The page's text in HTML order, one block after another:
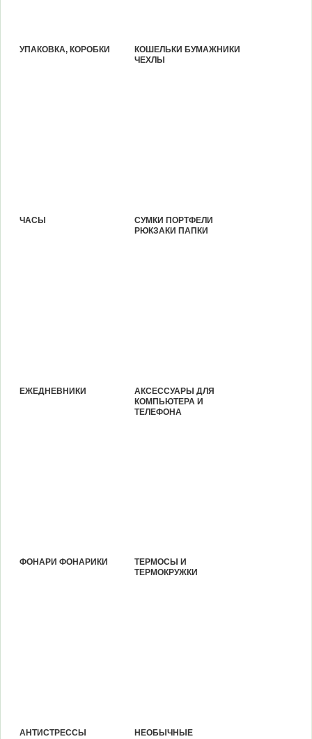
УПАКОВКА, КОРОБКИ
КОШЕЛЬКИ БУМАЖНИКИ
ЧЕХЛЫ
ЧАСЫ
СУМКИ ПОРТФЕЛИ
РЮКЗАКИ ПАПКИ
ЕЖЕДНЕВНИКИ
АКСЕССУАРЫ ДЛЯ
КОМПЬЮТЕРА И
ТЕЛЕФОНА
ФОНАРИ ФОНАРИКИ
ТЕРМОСЫ И
ТЕРМОКРУЖКИ
АНТИСТРЕССЫ
НЕОБЫЧНЫЕ